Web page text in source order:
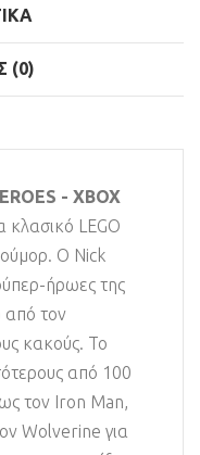
(0)
- XBOX
κλασικό LEGO
Ο Nick
ήρωες της
τον
κακούς. Το
από 100
τον Iron Man,
Wolverine για